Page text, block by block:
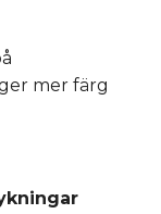
mer färg